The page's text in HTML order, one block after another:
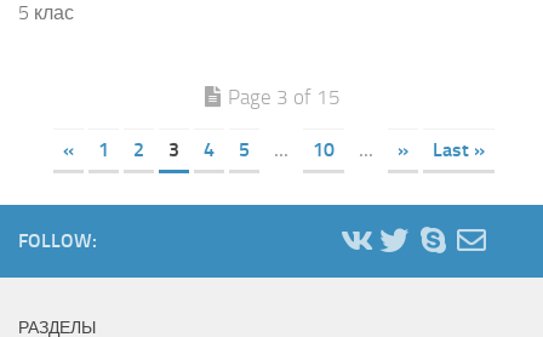
5 клас
Page 3 of 15
« 1 2 3 4 5 ... 10 ... » Last »
FOLLOW:
РАЗДЕЛЫ